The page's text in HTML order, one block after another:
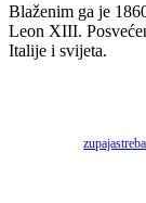
Blaženim ga je
Leon XIII.
Italije i svijeta.
Izvor: